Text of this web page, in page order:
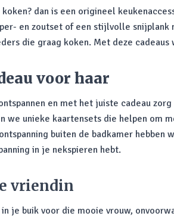
dan is een origineel
en zoutset of een stijlvolle
die graag koken. Met deze
voor haar
en met het juiste cadeau
we unieke kaartensets die helpen
buiten de badkamer hebben
in je nekspieren hebt.
vriendin
je buik voor die mooie vrouw,